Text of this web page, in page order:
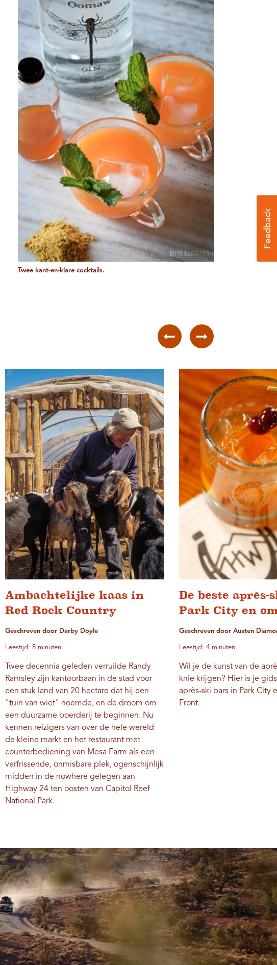
Twee kant-en-klare cocktails.
Ambachtelijke kaas in
Red Rock Country
Geschreven door Darby Doyle
Leestijd: 8 minuten
Twee decennia geleden verruilde Randy
Ramsley zijn kantoorbaan in de stad voor
een stuk land van 20 hectare dat hij een
"tuin van wiet" noemde, en de droom om
een ​​duurzame boerderij te beginnen. Nu
kennen reizigers van over de hele wereld
de kleine markt en het restaurant met
counterbediening van Mesa Farm als een
verfrissende, onmisbare plek, ogenschijnlijk
midden in de nowhere gelegen aan
Highway 24 ten oosten van Capitol Reef
National Park.
De beste
Park City en
Geschreven door Austen
Leestijd: 4 minuten
Wil je de kunst van de
knie krijgen? Hier is je
après-ski bars in Park City
Front.